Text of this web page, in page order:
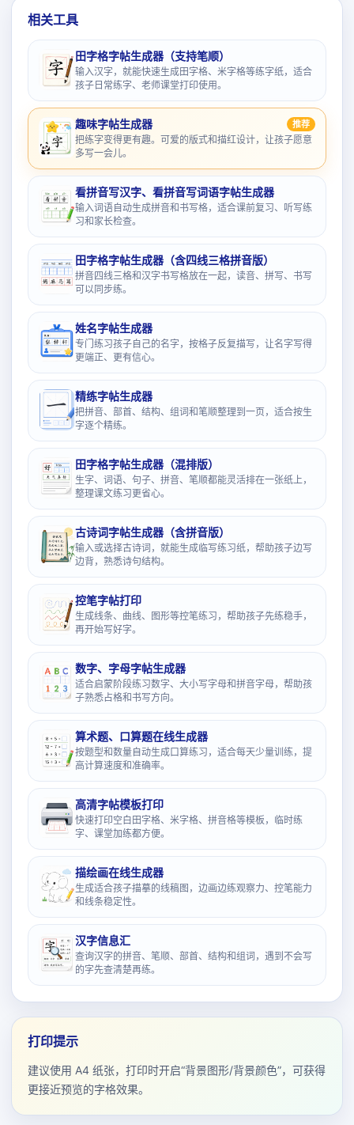
相关工具
田字格字帖生成器（支持笔顺）
输入汉字，就能快速生成田字格、米字格等练字纸，适合
孩子日常练字、老师课堂打印使用。
趣味字帖生成器 推荐
把练字变得更有趣。可爱的版式和描红设计，让孩子愿意
多写一会儿。
看拼音写汉字、看拼音写词语字帖生成器
输入词语自动生成拼音和书写格，适合课前复习、听写练
习和家长检查。
田字格字帖生成器（含四线三格拼音版）
拼音四线三格和汉字书写格放在一起，读音、拼写、书写
可以同步练。
姓名字帖生成器
专门练习孩子自己的名字，按格子反复描写，让名字写得
更端正、更有信心。
精练字帖生成器
把拼音、部首、结构、组词和笔顺整理到一页，适合按生
字逐个精练。
田字格字帖生成器（混排版）
生字、词语、句子、拼音、笔顺都能灵活排在一张纸上，
整理课文练习更省心。
古诗词字帖生成器（含拼音版）
输入或选择古诗词，就能生成临写练习纸，帮助孩子边写
边背，熟悉诗句结构。
控笔字帖打印
生成线条、曲线、图形等控笔练习，帮助孩子先练稳手，
再开始写好字。
数字、字母字帖生成器
适合启蒙阶段练习数字、大小写字母和拼音字母，帮助孩
子熟悉占格和书写方向。
算术题、口算题在线生成器
按题型和数量自动生成口算练习，适合每天少量训练，提
高计算速度和准确率。
高清字帖模板打印
快速打印空白田字格、米字格、拼音格等模板，临时练
字、课堂加练都方便。
描绘画在线生成器
生成适合孩子描摹的线稿图，边画边练观察力、控笔能力
和线条稳定性。
汉字信息汇
查询汉字的拼音、笔顺、部首、结构和组词，遇到不会写
的字先查清楚再练。
打印提示
建议使用 A4 纸张，打印时开启“背景图形/背景颜色”，可获得
更接近预览的字格效果。